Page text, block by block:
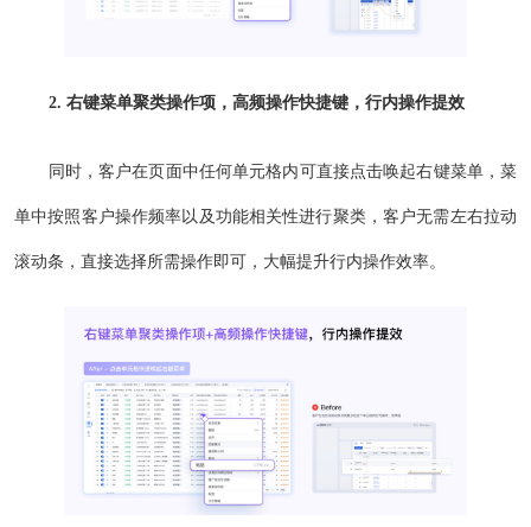
2. 右键菜单聚类操作项，高频操作快捷键，行内操作提效
同时，客户在页面中任何单元格内可直接点击唤起右键菜单，菜
单中按照客户操作频率以及功能相关性进行聚类，客户无需左右拉动
滚动条，直接选择所需操作即可，大幅提升行内操作效率。